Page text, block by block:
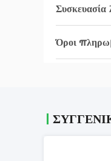
Συσκευασία
Όροι